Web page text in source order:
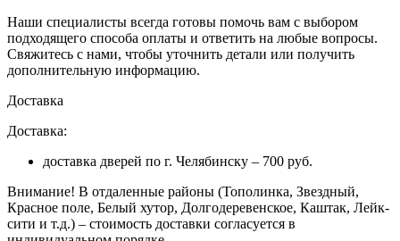
Наши специалисты всегда готовы помочь вам с выбором
подходящего способа оплаты и ответить на любые вопросы.
Свяжитесь с нами, чтобы уточнить детали или получить
дополнительную информацию.
Доставка
Доставка:
доставка дверей по г. Челябинску – 700 руб.
Внимание! В отдаленные районы (Тополинка, Звездный,
Красное поле, Белый хутор, Долгодеревенское, Каштак, Лейк-
сити и т.д.) – стоимость доставки согласуется в